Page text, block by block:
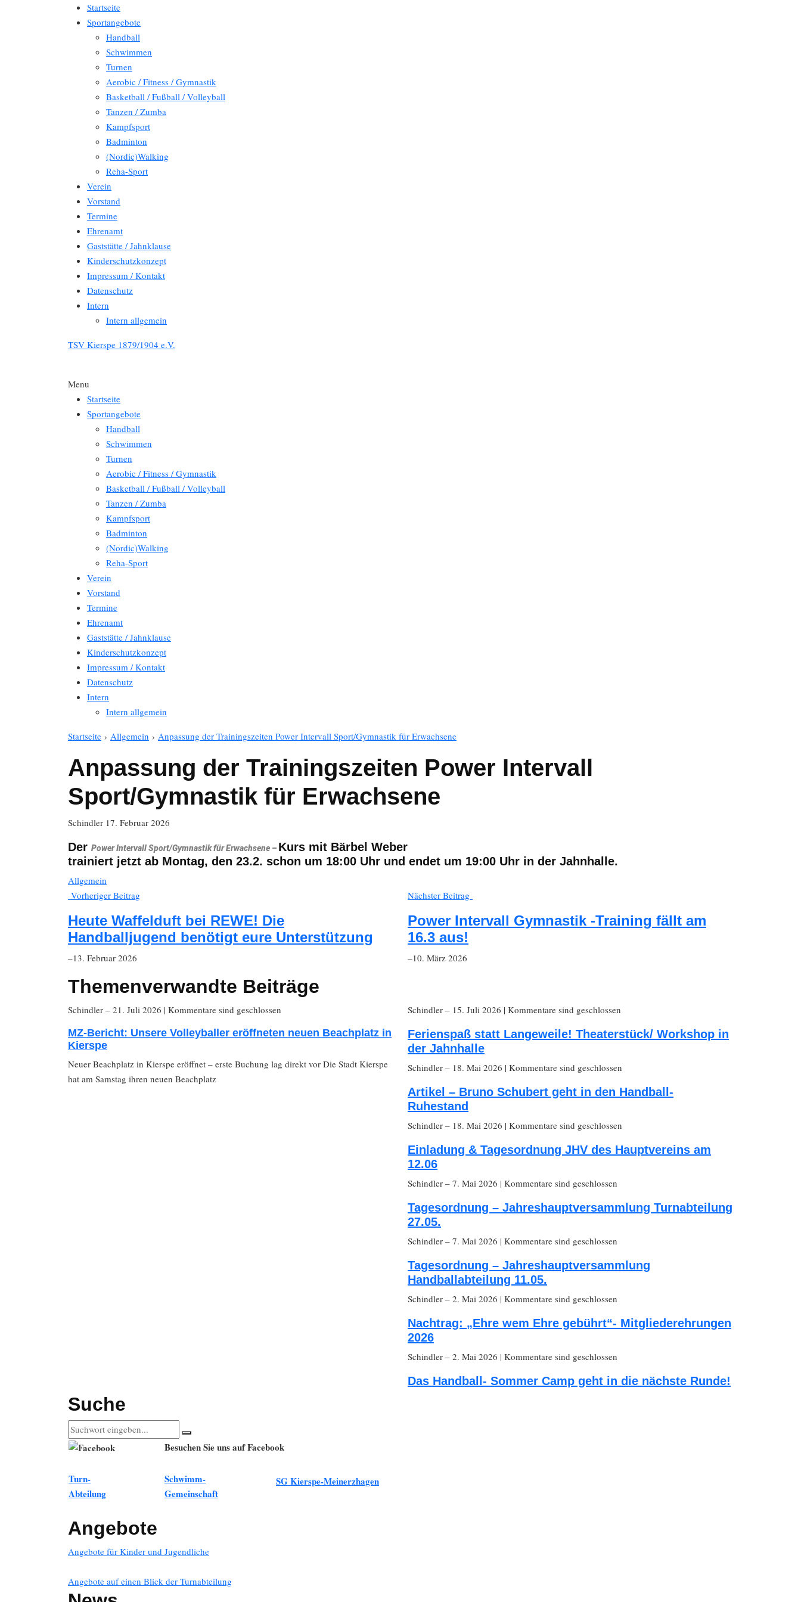
Startseite
Sportangebote
Handball
Schwimmen
Turnen
Aerobic / Fitness / Gymnastik
Basketball / Fußball / Volleyball
Tanzen / Zumba
Kampfsport
Badminton
(Nordic)Walking
Reha-Sport
Verein
Vorstand
Termine
Ehrenamt
Gaststätte / Jahnklause
Kinderschutzkonzept
Impressum / Kontakt
Datenschutz
Intern
Intern allgemein
TSV Kierspe 1879/1904 e.V.
Menu
Startseite
Sportangebote
Handball
Schwimmen
Turnen
Aerobic / Fitness / Gymnastik
Basketball / Fußball / Volleyball
Tanzen / Zumba
Kampfsport
Badminton
(Nordic)Walking
Reha-Sport
Verein
Vorstand
Termine
Ehrenamt
Gaststätte / Jahnklause
Kinderschutzkonzept
Impressum / Kontakt
Datenschutz
Intern
Intern allgemein
Startseite › Allgemein › Anpassung der Trainingszeiten Power Intervall Sport/Gymnastik für Erwachsene
Anpassung der Trainingszeiten Power Intervall
Sport/Gymnastik für Erwachsene
Schindler 17. Februar 2026
Der Power Intervall Sport/Gymnastik für Erwachsene –Kurs mit Bärbel Weber
trainiert jetzt ab Montag, den 23.2. schon um 18:00 Uhr und endet um 19:00 Uhr in der Jahnhalle.
Allgemein
Vorheriger Beitrag
Heute Waffelduft bei REWE! Die
Handballjugend benötigt eure Unterstützung
–13. Februar 2026
Nächster Beitrag
Power Intervall Gymnastik -Training fällt am
16.3 aus!
–10. März 2026
Themenverwandte Beiträge
Schindler – 21. Juli 2026 | Kommentare sind geschlossen
MZ-Bericht: Unsere Volleyballer eröffneten neuen Beachplatz in
Kierspe
Neuer Beachplatz in Kierspe eröffnet – erste Buchung lag direkt vor Die Stadt Kierspe
hat am Samstag ihren neuen Beachplatz
Schindler – 15. Juli 2026 | Kommentare sind geschlossen
Ferienspaß statt Langeweile! Theaterstück/ Workshop in
der Jahnhalle
Schindler – 18. Mai 2026 | Kommentare sind geschlossen
Artikel – Bruno Schubert geht in den Handball-
Ruhestand
Schindler – 18. Mai 2026 | Kommentare sind geschlossen
Einladung & Tagesordnung JHV des Hauptvereins am
12.06
Schindler – 7. Mai 2026 | Kommentare sind geschlossen
Tagesordnung – Jahreshauptversammlung Turnabteilung
27.05.
Schindler – 7. Mai 2026 | Kommentare sind geschlossen
Tagesordnung – Jahreshauptversammlung
Handballabteilung 11.05.
Schindler – 2. Mai 2026 | Kommentare sind geschlossen
Nachtrag: „Ehre wem Ehre gebührt“- Mitgliederehrungen
2026
Schindler – 2. Mai 2026 | Kommentare sind geschlossen
Das Handball- Sommer Camp geht in die nächste Runde!
Suche
Besuchen Sie uns auf Facebook
Turn-
Abteilung
Schwimm-
Gemeinschaft
SG Kierspe-Meinerzhagen
Angebote
Angebote für Kinder und Jugendliche
Angebote auf einen Blick der Turnabteilung